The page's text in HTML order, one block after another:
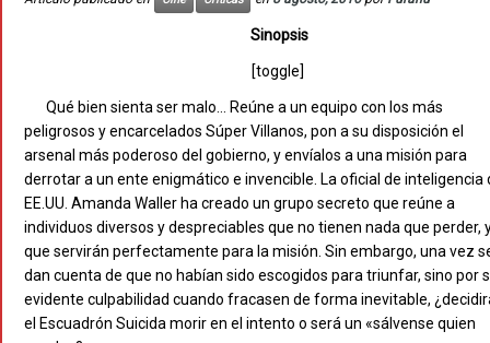
Sinopsis
[toggle]
Qué bien sienta ser malo… Reúne a un equipo con los más
peligrosos y encarcelados Súper Villanos, pon a su disposición el
arsenal más poderoso del gobierno, y envíalos a una misión para
derrotar a un ente enigmático e invencible. La oficial de inteligencia
EE.UU. Amanda Waller ha creado un grupo secreto que reúne a
individuos diversos y despreciables que no tienen nada que perder,
que servirán perfectamente para la misión. Sin embargo, una vez
dan cuenta de que no habían sido escogidos para triunfar, sino por
evidente culpabilidad cuando fracasen de forma inevitable,
el Escuadrón Suicida morir en el intento o será un «sálvense quien